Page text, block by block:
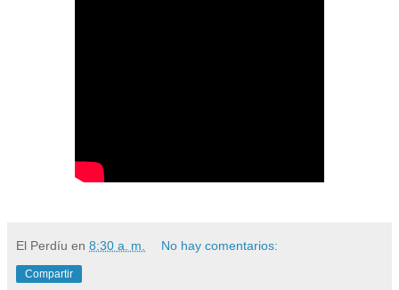
El Perdíu en 8:30 a. m. No hay comentarios:
Compartir